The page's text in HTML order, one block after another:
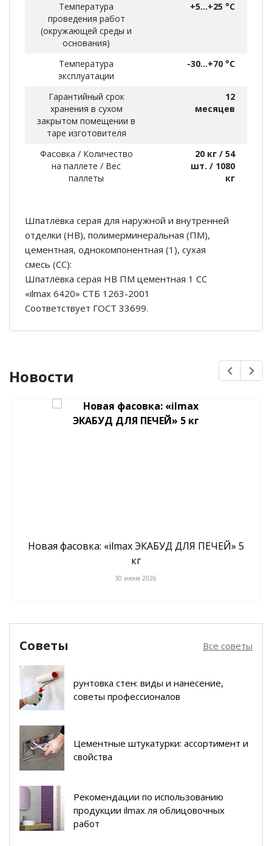
Температура
проведения работ
(окружающей среды и
основания)
+5...+25 °С
Температура
эксплуатации
-30...+70 °С
Гарантийный срок
хранения в сухом
закрытом помещении в
таре изготовителя
12
месяцев
Фасовка / Количество
на паллете / Вес
паллеты
20 кг / 54
шт. / 1080
кг
Шпатлёвка серая для наружной и внутренней
отделки (НВ), полимерминеральная (ПМ),
цементная, однокомпонентная (1), сухая
смесь (СС):
Шпатлёвка серая НВ ПМ цементная 1 СС
«ilmax 6420» СТБ 1263-2001
Соответствует ГОСТ 33699.
Новости
Новая фасовка: «ilmax ЭКАБУД ДЛЯ ПЕЧЕЙ» 5
кг
30 июня 2026
Советы Все советы
рунтовка стен: виды и нанесение,
советы профессионалов
Цементные штукатурки: ассортимент и
свойства
Рекомендации по использованию
продукции ilmax ля облицовочных
работ